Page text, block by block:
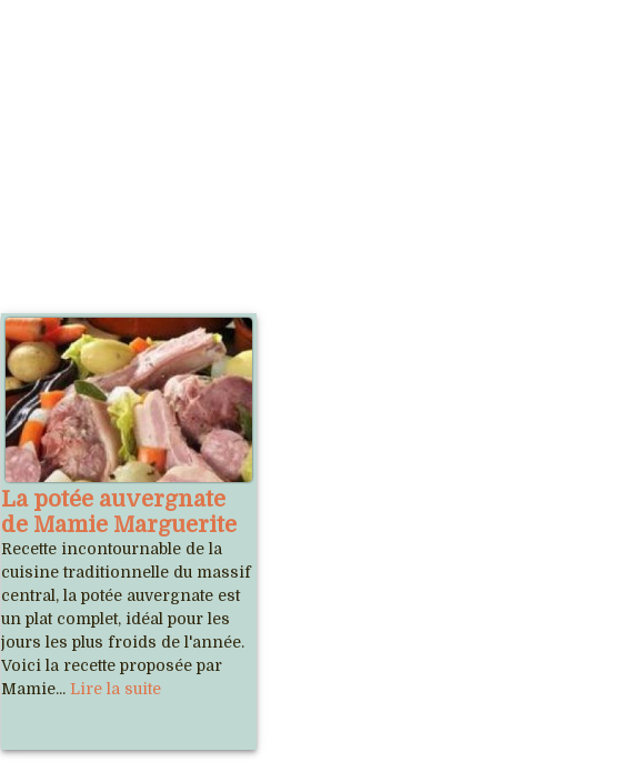
La potée auvergnate
de Mamie Marguerite
Recette incontournable de la
cuisine traditionnelle du massif
central, la potée auvergnate est
un plat complet, idéal pour les
jours les plus froids de l'année.
Voici la recette proposée par
Mamie... Lire la suite